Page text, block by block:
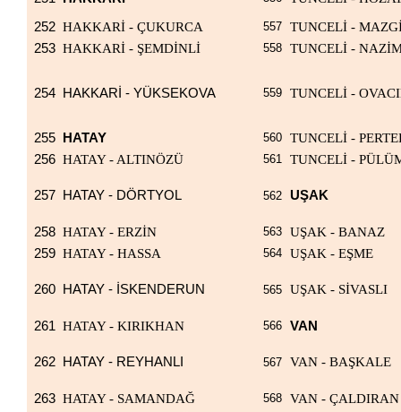
252 HAKKARİ - ÇUKURCA 557
TUNCELİ -
253 HAKKARİ - ŞEMDİNLİ 558 TUNCELİ -
254 HAKKARİ - YÜKSEKOVA 559 TUNCELİ -
255 HATAY 560
TUNCELİ -
256 HATAY - ALTINÖZÜ 561 TUNCELİ -
257 HATAY - DÖRTYOL 562 UŞAK
258 HATAY - ERZİN 563
UŞAK - BANAZ
259 HATAY - HASSA 564 UŞAK - EŞME
260 HATAY - İSKENDERUN 565 UŞAK - SİVASLI
261 HATAY - KIRIKHAN 566 VAN
262 HATAY - REYHANLI 567 VAN - BAŞKALE
263 HATAY - SAMANDAĞ 568
VAN - ÇALDIRAN